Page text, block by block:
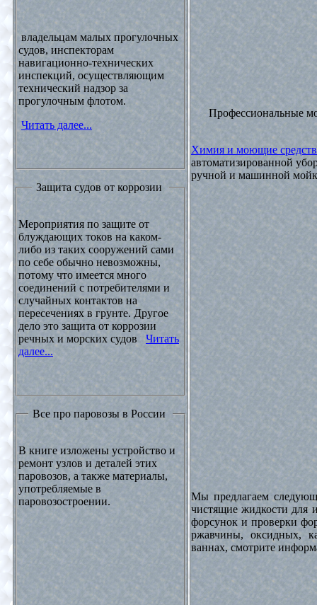
владельцам малых прогулочных
судов, инспекторам
навигационно-технических
инспекций, осуществляющим
технический надзор за
прогулочным флотом.
Читать далее...
Защита судов от коррозии
Мероприятия по защите от
блуждающих токов на каком-
либо из таких сооружений сами
по себе обычно невозможны,
потому что имеется много
соединений с потребителями и
случайных контактов на
пересечениях в грунте. Другое
дело это защита от коррозии
речных и морских судов Читать
далее...
Все про паровозы в России
В книге изложены устройство и
ремонт узлов и деталей этих
паровозов, а также материалы,
употребляемые в
паровозостроении.
Профессиональные
Химия и моющие
автоматизированной
ручной и машинной
Мы предлагаем
чистящие жидкости для
форсунок и проверки
ржавчины, оксидных,
ваннах, смотрите